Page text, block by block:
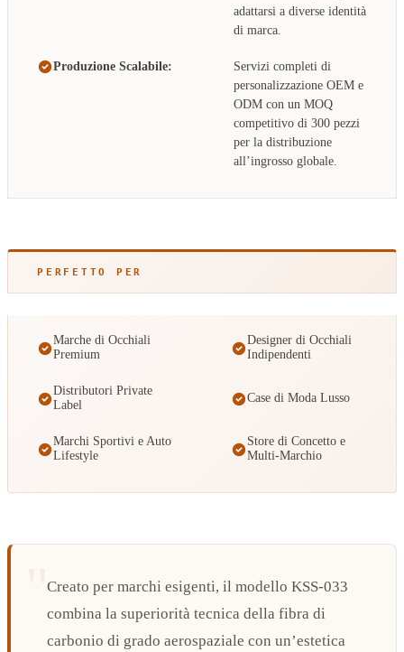
adattarsi a diverse identità
di marca.
Produzione Scalabile:
Servizi completi di
personalizzazione OEM e
ODM con un MOQ
competitivo di 300 pezzi
per la distribuzione
all’ingrosso globale.
PERFETTO PER
Marche di Occhiali
Premium
Designer di Occhiali
Indipendenti
Distributori Private
Label
Case di Moda Lusso
Marchi Sportivi e Auto
Lifestyle
Store di Concetto e
Multi-Marchio
Creato per marchi esigenti, il modello KSS-033
combina la superiorità tecnica della fibra di
carbonio di grado aerospaziale con un’estetica